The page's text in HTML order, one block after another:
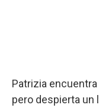
Patrizia
pero despierta un